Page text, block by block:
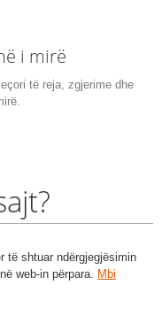
i mirë
të reja, zgjerime dhe
të shtuar ndërgjegjësimin
web-in përpara. Mbi